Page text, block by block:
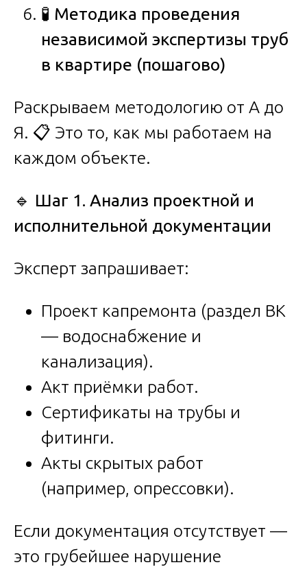
🧪 Методика проведения
независимой экспертизы труб
в квартире (пошагово)
Раскрываем методологию от А до
Я. 📋 Это то, как мы работаем на
каждом объекте.
🔹 Шаг 1. Анализ проектной и
исполнительной документации
Эксперт запрашивает:
Проект капремонта (раздел ВК
— водоснабжение и
канализация).
Акт приёмки работ.
Сертификаты на трубы и
фитинги.
Акты скрытых работ
(например, опрессовки).
Если документация отсутствует —
это грубейшее нарушение